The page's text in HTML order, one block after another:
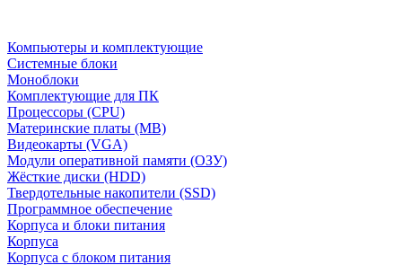
Компьютеры и комплектующие
Системные блоки
Моноблоки
Комплектующие для ПК
Процессоры (CPU)
Материнские платы (MB)
Видеокарты (VGA)
Модули оперативной памяти (ОЗУ)
Жёсткие диски (HDD)
Твердотельные накопители (SSD)
Программное обеспечение
Корпуса и блоки питания
Корпуса
Корпуса с блоком питания